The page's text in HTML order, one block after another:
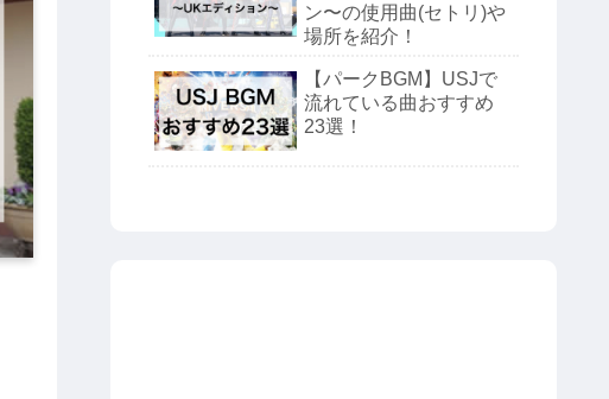
ン〜の使用曲(セトリ)や
場所を紹介！
【パークBGM】USJで
流れている曲おすすめ
23選！